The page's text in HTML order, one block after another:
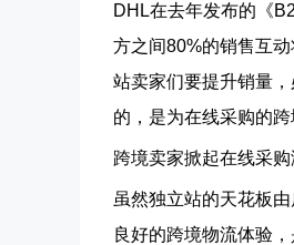
DHL在去年发布的《
方之间80%的销售互
站卖家们要提升销量
的，是为在线采购的
跨境卖家掀起在线采
虽然独立站的天花板
良好的跨境物流体验